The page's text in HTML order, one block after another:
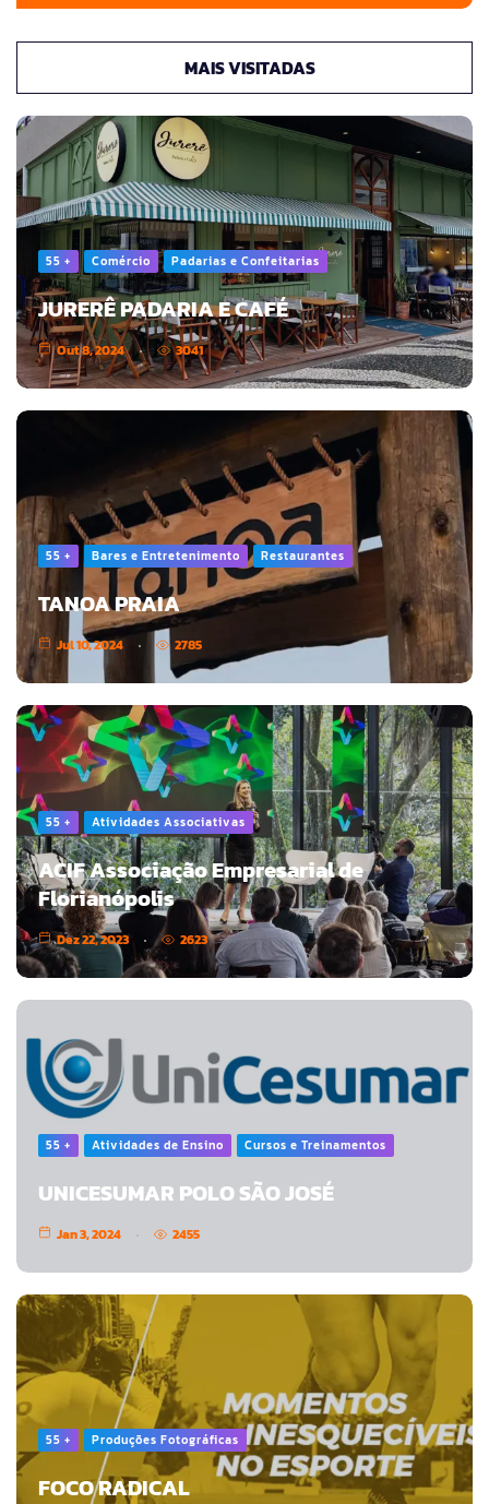
MAIS VISITADAS
55 + Comércio Padarias e Confeitarias
JURERÊ PADARIA E CAFÉ
Out 8, 2024 3041
55 + Bares e Entretenimento Restaurantes
TANOA PRAIA
Jul 10, 2024 2785
55 + Atividades Associativas
ACIF Associação Empresarial de
Florianópolis
Dez 22, 2023 2623
55 + Atividades de Ensino Cursos e Treinamentos
UNICESUMAR POLO SÃO JOSÉ
Jan 3, 2024 2455
55 + Produções Fotográficas
FOCO RADICAL